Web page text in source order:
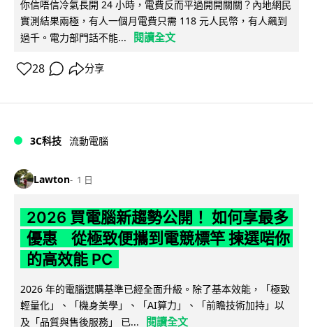
你信唔信冷氣長開 24 小時，電費反而平過開開關關？內地網民
實測結果兩極，有人一個月電費只需 118 元人民幣，有人飆到
過千。電力部門話不能...
閱讀全文
28 分享
3C科技 流動電腦
Lawton 1 日
2026 買電腦新趨勢公開！ 如何享最多
優惠 從極致便攜到電競標竿 揀選啱你
的高效能 PC
2026 年的電腦選購基準已經全面升級。除了基本效能，「極致
輕量化」、「機身美學」、「AI算力」、「前瞻技術加持」以
及「品質與售後服務」 已...
閱讀全文